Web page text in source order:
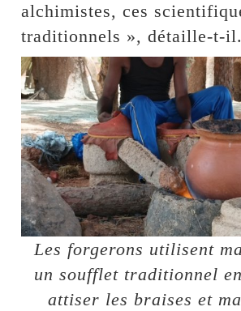
alchimistes, ces
traditionnels », détaille-t-il.
Les forgerons utilisent
un soufflet traditionnel
attiser les braises et